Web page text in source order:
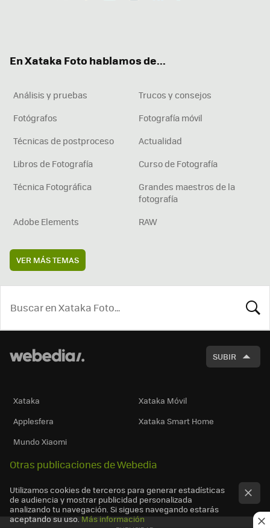
En Xataka Foto hablamos de...
Análisis y pruebas
Trucos y consejos
Fotógrafos
Fotografía móvil
Técnicas de postproceso
Actualidad
Libros de Fotografía
Curso de Fotografía
Técnica Fotográfica
Grandes maestros de la
fotografía
Adobe Elements
RAW
VER MÁS TEMAS
SUBIR
Xataka
Xataka Móvil
Applesfera
Xataka Smart Home
Mundo Xiaomi
Otras publicaciones de Webedia
Utilizamos cookies de terceros para generar estadísticas
de audiencia y mostrar publicidad personalizada
analizando tu navegación. Si sigues navegando estarás
aceptando su uso. Más información